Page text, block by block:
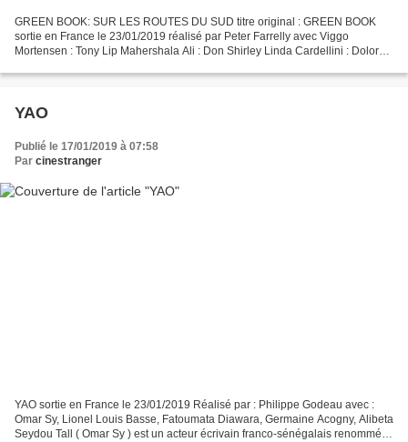
GREEN BOOK: SUR LES ROUTES DU SUD titre original : GREEN BOOK
sortie en France le 23/01/2019 réalisé par Peter Farrelly avec Viggo
Mortensen : Tony Lip Mahershala Ali : Don Shirley Linda Cardellini : Dolores
YAO
Publié le 17/01/2019 à 07:58
Par cinestranger
YAO sortie en France le 23/01/2019 Réalisé par : Philippe Godeau avec :
Omar Sy, Lionel Louis Basse, Fatoumata Diawara, Germaine Acogny, Alibeta
Seydou Tall ( Omar Sy ) est un acteur écrivain franco-sénégalais renommé